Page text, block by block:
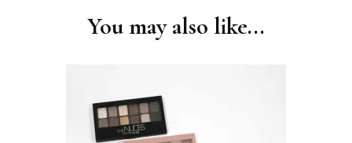
You may also like...